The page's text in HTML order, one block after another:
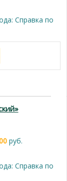
Справка по
руб.
Справка по